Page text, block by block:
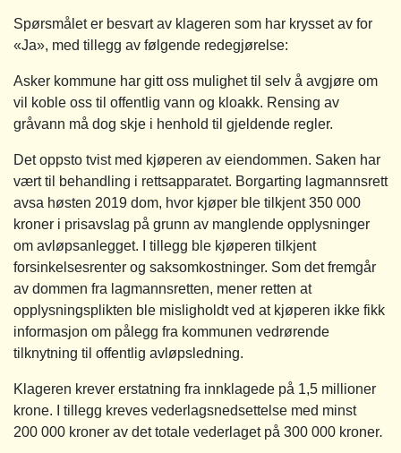
Spørsmålet er besvart av klageren som har krysset av for
«Ja», med tillegg av følgende redegjørelse:
Asker kommune har gitt oss mulighet til selv å avgjøre om
vil koble oss til offentlig vann og kloakk. Rensing av
gråvann må dog skje i henhold til gjeldende regler.
Det oppsto tvist med kjøperen av eiendommen. Saken har
vært til behandling i rettsapparatet. Borgarting lagmannsrett
avsa høsten 2019 dom, hvor kjøper ble tilkjent 350 000
kroner i prisavslag på grunn av manglende opplysninger
om avløpsanlegget. I tillegg ble kjøperen tilkjent
forsinkelsesrenter og saksomkostninger. Som det fremgår
av dommen fra lagmannsretten, mener retten at
opplysningsplikten ble misligholdt ved at kjøperen ikke fikk
informasjon om pålegg fra kommunen vedrørende
tilknytning til offentlig avløpsledning.
Klageren krever erstatning fra innklagede på 1,5 millioner
krone. I tillegg kreves vederlagsnedsettelse med minst
200 000 kroner av det totale vederlaget på 300 000 kroner.